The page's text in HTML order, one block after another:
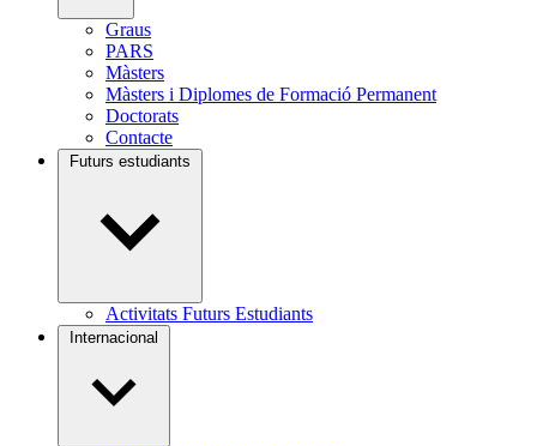
Graus
PARS
Màsters
Màsters i Diplomes de Formació Permanent
Doctorats
Contacte
Futurs estudiants
Activitats Futurs Estudiants
Internacional